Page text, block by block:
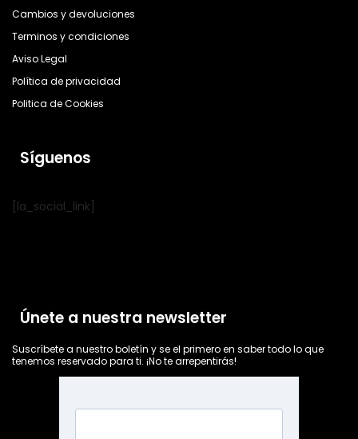
Cambios y devoluciones
Terminos y condiciones
Aviso Legal
Política de privacidad
Politica de Cookies
Síguenos
[la_social_link]
Únete a nuestra newsletter
Suscríbete a nuestro boletín y se el primero en saber todo lo que
tenemos reservado para ti. ¡No te arrepentirás!